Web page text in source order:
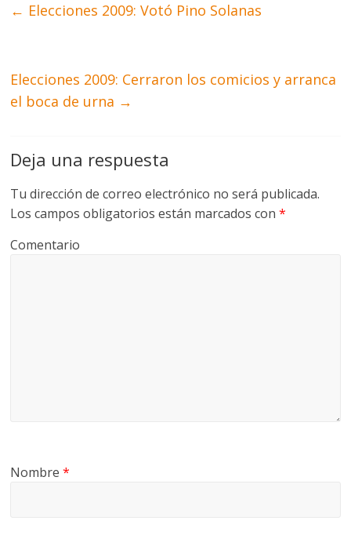
← Elecciones 2009: Votó Pino Solanas
Elecciones 2009: Cerraron los comicios y arranca
el boca de urna →
Deja una respuesta
Tu dirección de correo electrónico no será publicada.
Los campos obligatorios están marcados con*
Comentario
Nombre*